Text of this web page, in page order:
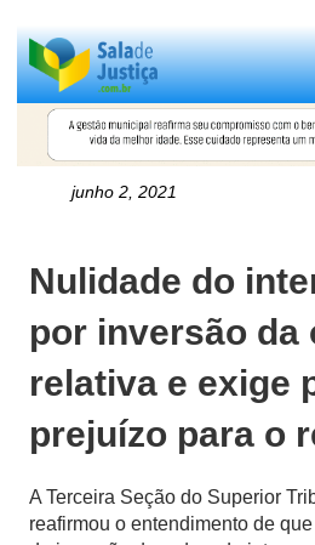
junho 2, 2021
Nulidade do
por inversão da
relativa e exige
prejuízo para o
A Terceira Seção do Superior
reafirmou o entendimento de